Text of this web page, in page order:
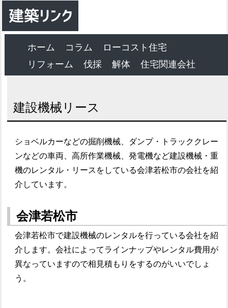
ホーム コラム
ローコスト住宅
リフォーム
伐採 解体 住宅関連会社
建設機械リース
ショベルカーなどの掘削機械、ダンプ・トラッククレー
ンなどの車両、高所作業機械、発電機など建設機械・重
機のレンタル・リースをしている会津若松市の会社を紹
介しています。
会津若松市
会津若松市で建設機械のレンタルを行っている会社を紹
介します。会社によってラインナップやレンタル費用が
異なっていますので相見積もりをするのがいいでしょ
う。